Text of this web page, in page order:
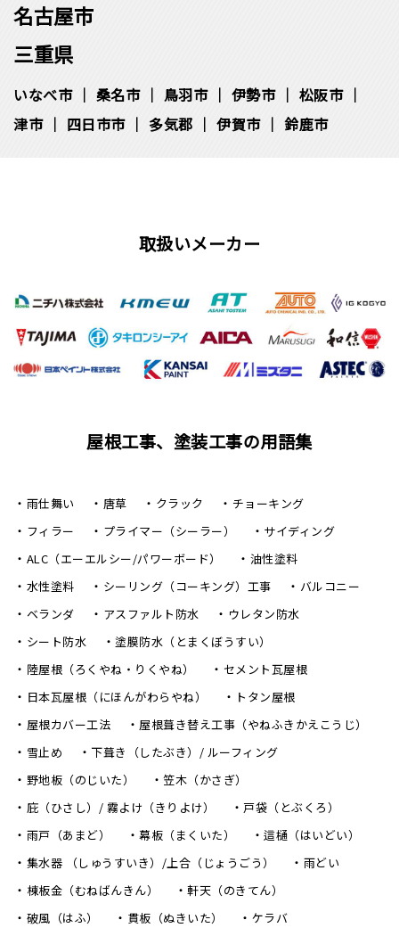
名古屋市
三重県
いなべ市 桑名市 鳥羽市 伊勢市
松阪市
津市
四日市市 多気郡 伊賀市 鈴鹿市
取扱いメーカー
屋根工事、塗装工事の用語集
雨仕舞い 唐草 クラック
チョーキング
フィラー
プライマー（シーラー）
サイディング
ALC（エーエルシー/パワーボード）
油性塗料
水性塗料
シーリング（コーキング）工事
バルコニー
ベランダ
アスファルト防水
ウレタン防水
シート防水
塗膜防水（とまくぼうすい）
陸屋根（ろくやね・りくやね）
セメント瓦屋根
日本瓦屋根（にほんがわらやね）
トタン屋根
屋根カバー工法
屋根葺き替え工事（やねふきかえこうじ）
雪止め
下葺き（したぶき）/ ルーフィング
野地板（のじいた）
笠木（かさぎ）
庇（ひさし）/ 霧よけ（きりよけ）
戸袋（とぶくろ）
雨戸（あまど）
幕板（まくいた）
這樋（はいどい）
集水器 （しゅうすいき）/上合（じょうごう）
雨どい
棟板金（むねばんきん）
軒天（のきてん）
破風（はふ）
貫板（ぬきいた）
ケラバ